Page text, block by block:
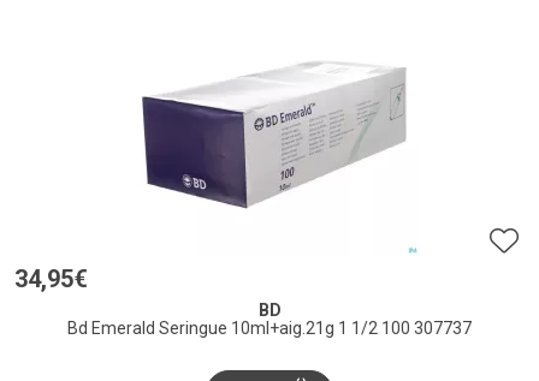
34,95€
BD
Bd Emerald Seringue 10ml+aig.21g 1 1/2 100 307737